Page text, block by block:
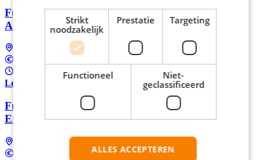
Fulltime Assistent Bedrijfsleider bij Action in
Amersfoort
32 - 38 uur per week
Lees meer
Fulltime Assistent Filiaalmanager bij Action in
Ermelo
Tussen €2.600 en €3.200 Per maand
Strikt
noodzakelijk
Prestatie Targeting
Functioneel
Niet-
geclassificeerd
ALLES ACCEPTEREN